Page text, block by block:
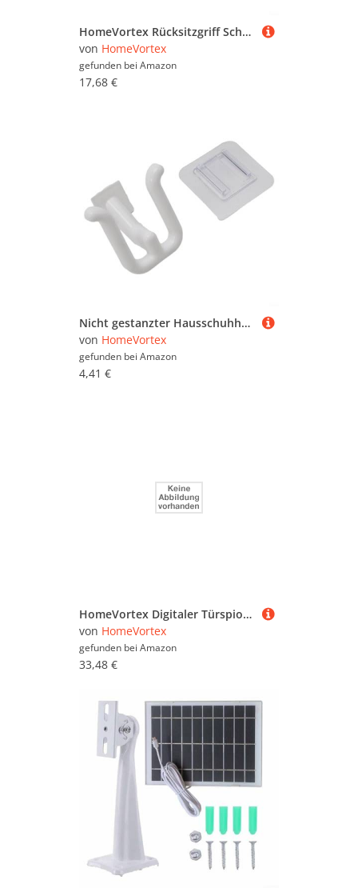
HomeVortex Rücksitzgriff Schnalle Trim ABS Schwarz Ersatz für Volvo XC90 MK2 2015-2023 OEM 39826805 Innenzubehör
von HomeVortex
gefunden bei Amazon
17,68 €
Nicht gestanzter Hausschuhhaken für einfache Wandmontage, Schuhaufbewahrung für Schlafzimmer (weiß)
von HomeVortex
gefunden bei Amazon
4,41 €
HomeVortex Digitaler Türspion mit 7,1 cm (2,8 Zoll) LCD-Bildschirm, 90 Grad Weitwinkel, Fotoaufnahme, batteriebetrieben, Sicherheitstürklingel (Gold)
von HomeVortex
gefunden bei Amazon
33,48 €